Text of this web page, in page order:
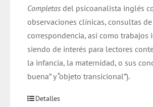
Completasdel psicoanalista inglés
observaciones clínicas, consultas
correspondencia, así como
siendo de interés para lectores
la infancia, la maternidad, o sus
buena” y “objeto transicional”).
Detalles